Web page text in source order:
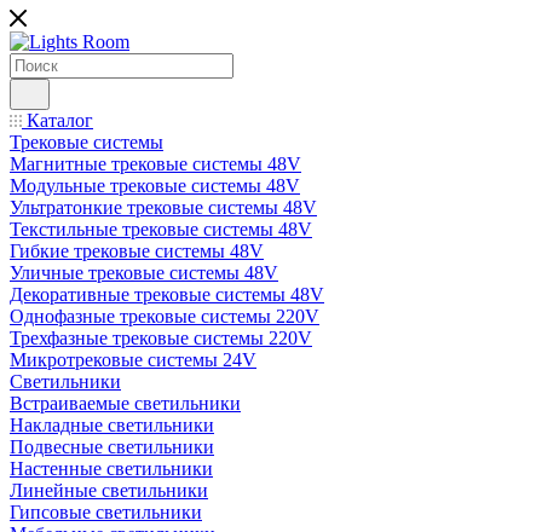
Каталог
Трековые системы
Магнитные трековые системы 48V
Модульные трековые системы 48V
Ультратонкие трековые системы 48V
Текстильные трековые системы 48V
Гибкие трековые системы 48V
Уличные трековые системы 48V
Декоративные трековые системы 48V
Однофазные трековые системы 220V
Трехфазные трековые системы 220V
Микротрековые системы 24V
Светильники
Встраиваемые светильники
Накладные светильники
Подвесные светильники
Настенные светильники
Линейные светильники
Гипсовые светильники